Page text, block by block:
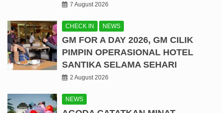
7 August 2026
CHECK IN NEWS
GM FOR A DAY 2026, GM CILIK
PIMPIN OPERASIONAL HOTEL
SANTIKA SELAMA SEHARI
2 August 2026
NEWS